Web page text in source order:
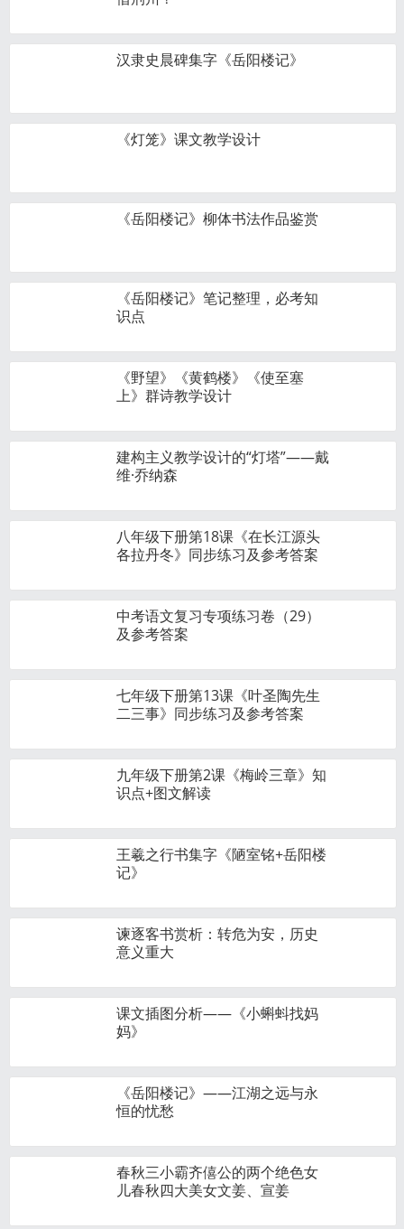
汉隶史晨碑集字《岳阳楼记》
《灯笼》课文教学设计
《岳阳楼记》柳体书法作品鉴赏
《岳阳楼记》笔记整理，必考知
识点
《野望》《黄鹤楼》《使至塞
上》群诗教学设计
建构主义教学设计的“灯塔”——戴
维·乔纳森
八年级下册第18课《在长江源头
各拉丹冬》同步练习及参考答案
中考语文复习专项练习卷（29）
及参考答案
七年级下册第13课《叶圣陶先生
二三事》同步练习及参考答案
九年级下册第2课《梅岭三章》知
识点+图文解读
王羲之行书集字《陋室铭+岳阳楼
记》
谏逐客书赏析：转危为安，历史
意义重大
课文插图分析——《小蝌蚪找妈
妈》
《岳阳楼记》——江湖之远与永
恒的忧愁
春秋三小霸齐僖公的两个绝色女
儿春秋四大美女文姜、宣姜